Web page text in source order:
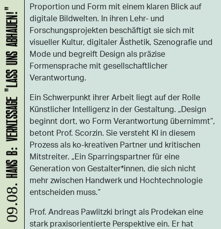
Proportion und Form mit einem klaren Blick auf
digitale Bildwelten. In ihren Lehr- und
Forschungsprojekten beschäftigt sie sich mit
visueller Kultur, digitaler Ästhetik, Szenografie und
Mode und begreift Design als präzise
Formensprache mit gesellschaftlicher
Verantwortung.​
Ein Schwerpunkt ihrer Arbeit liegt auf der Rolle
Künstlicher Intelligenz in der Gestaltung. „Design
beginnt dort, wo Form Verantwortung übernimmt“,
betont Prof. Scorzin. Sie versteht KI in diesem
Prozess als ko-kreativen Partner und kritischen
Mitstreiter. „Ein Sparringspartner für eine
Generation von Gestalter*innen, die sich nicht
mehr zwischen Handwerk und Hochtechnologie
entscheiden muss.“
Prof. Andreas Pawlitzki bringt als Prodekan eine
stark praxisorientierte Perspektive ein. Er hat
09.08.
HANS B: VERNISSAGE "LASS UNS ABHAUEN!"